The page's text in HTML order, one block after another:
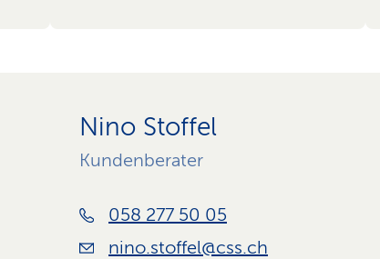
Nino Stoffel
Kundenberater
058 277 50 05
nino.stoffel@css.ch